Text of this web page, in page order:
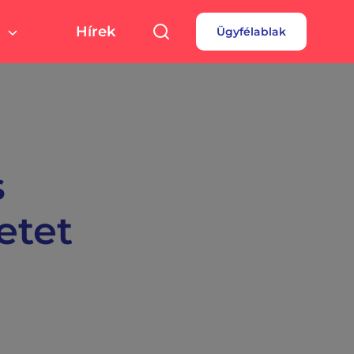
Hírek Ügyfélablak